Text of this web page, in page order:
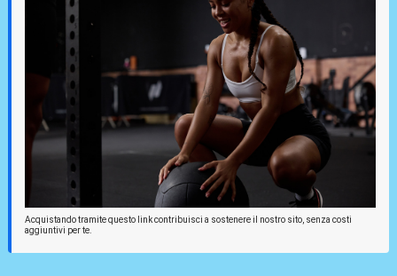
Acquistando tramite questo link contribuisci a sostenere il nostro sito, senza costi
aggiuntivi per te.